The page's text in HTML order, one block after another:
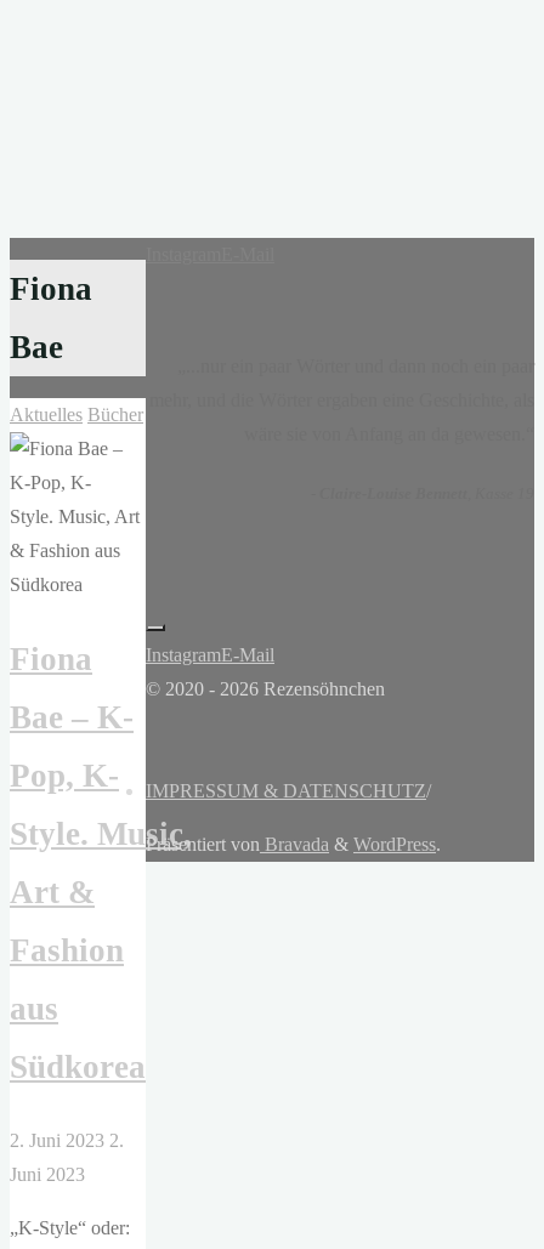
Fiona
Bae
Aktuelles Bücher
Fiona
Bae – K-
Pop, K-
Style. Music,
Art &
Fashion
aus
Südkorea
2. Juni 2023 2.
Juni 2023
„K-Style“ oder:
InstagramE-Mail
© 2020 - 2026 Rezensöhnchen
IMPRESSUM & DATENSCHUTZ/
Präsentiert von Bravada & WordPress.